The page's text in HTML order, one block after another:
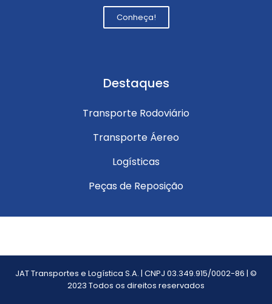
Conheça!
Destaques
Transporte Rodoviário
Transporte Áereo
Logísticas
Peças de Reposição
JAT Transportes e Logística S.A. | CNPJ 03.349.915/0002-86 | ©
2023 Todos os direitos reservados